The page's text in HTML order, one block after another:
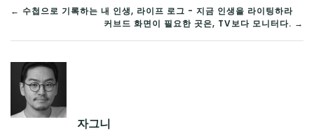
글
탐
색
← 수첩으로 기록하는 내 인생, 라이프 로그 - 지금 인생을 라이팅하라
커브드 화면이 필요한 곳은, TV보다 모니터다. →
자그니